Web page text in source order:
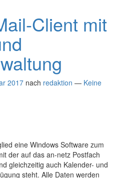
Client mit
2017 nach redaktion — Keine
eine Windows Software zum
der auf das an-netz Postfach
gleichzeitig auch Kalender- und
steht. Alle Daten werden